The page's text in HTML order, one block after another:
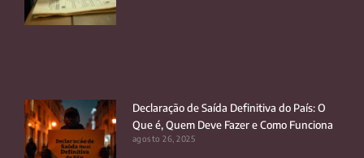
Declaração de Saída Definitiva do País: O
Que é, Quem Deve Fazer e Como Funciona
agosto 26, 2025